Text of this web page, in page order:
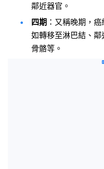
鄰近器官。
四期 ：又稱晚期，
如轉移至淋巴結、
骨骼等。